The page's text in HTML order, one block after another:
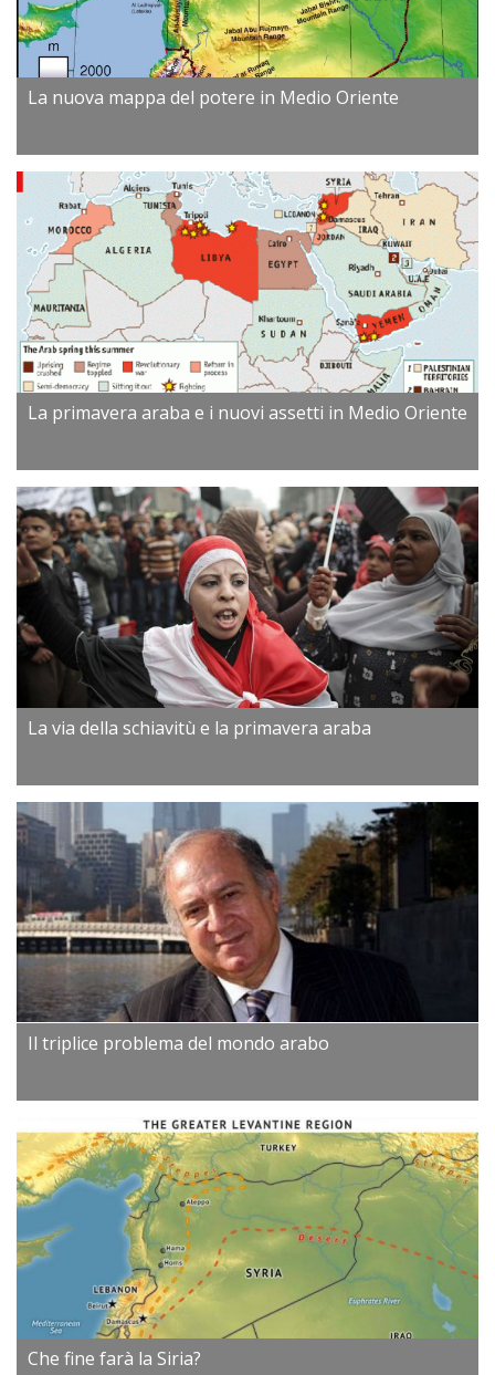
La nuova mappa del potere in Medio Oriente
La primavera araba e i nuovi assetti in Medio Oriente
La via della schiavitù e la primavera araba
Il triplice problema del mondo arabo
Che fine farà la Siria?